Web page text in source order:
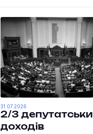
2/3
доходів
31.07.2026